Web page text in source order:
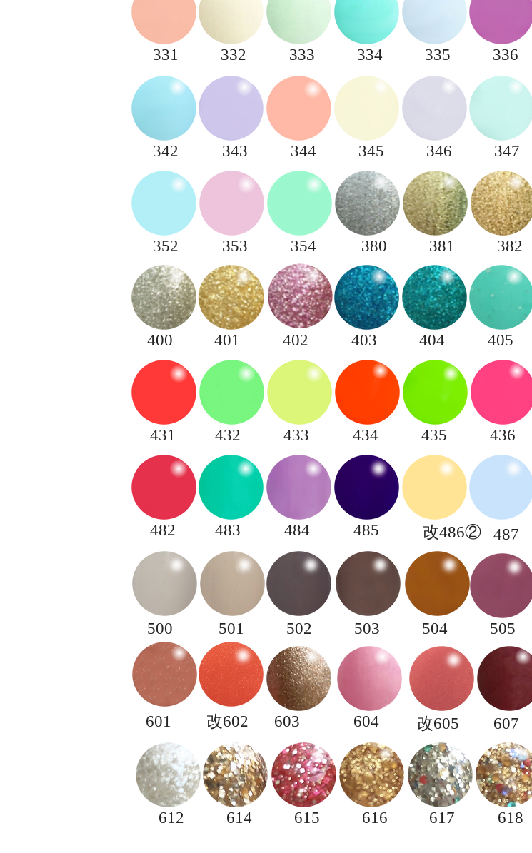
331 332 333 334 335 336
342 343 344 345 346 347
352 353 354 380 381 382
400 401 402 403 404 405
431 432 433 434 435 436
482 483 484 485 改486② 487
500 501 502 503 504 505
601 改602 ​603 604 ​改605 607
612 614 615 616 617 618